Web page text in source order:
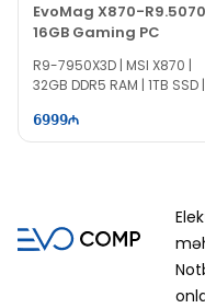
EvoMag X870-
16GB Gaming PC
R9-7950X3D | MSI X870 |
32GB DDR5 RAM | 1TB SSD |
6999